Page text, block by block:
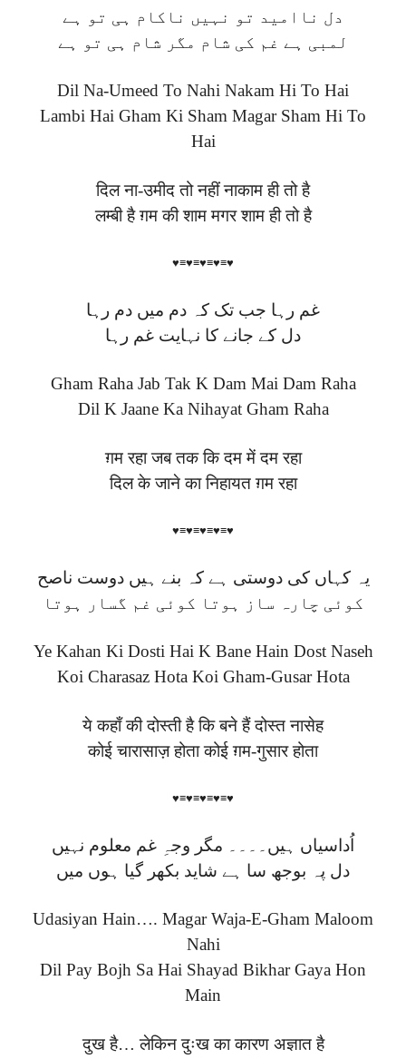
دل ناامید تو نہیں ناکام ہی تو ہے
لمبی ہے غم کی شام مگر شام ہی تو ہے
Dil Na-Umeed To Nahi Nakam Hi To Hai
Lambi Hai Gham Ki Sham Magar Sham Hi To
Hai
दिल ना-उमीद तो नहीं नाकाम ही तो है
लम्बी है ग़म की शाम मगर शाम ही तो है
♥≡♥≡♥≡♥≡♥
غم رہا جب تک کہ دم میں دم رہا
دل کے جانے کا نہایت غم رہا
Gham Raha Jab Tak K Dam Mai Dam Raha
Dil K Jaane Ka Nihayat Gham Raha
ग़म रहा जब तक कि दम में दम रहा
दिल के जाने का निहायत ग़म रहा
♥≡♥≡♥≡♥≡♥
یہ کہاں کی دوستی ہے کہ بنے ہیں دوست ناصح
کوئی چارہ ساز ہوتا کوئی غم گسار ہوتا
Ye Kahan Ki Dosti Hai K Bane Hain Dost Naseh
Koi Charasaz Hota Koi Gham-Gusar Hota
ये कहाँ की दोस्ती है कि बने हैं दोस्त नासेह
कोई चारासाज़ होता कोई ग़म-गुसार होता
♥≡♥≡♥≡♥≡♥
اُداسیاں ہیں۔۔۔۔ مگر وجہِ غم معلوم نہیں
دل پہ بوجھ سا ہے شاید بکھر گیا ہوں میں
Udasiyan Hain…. Magar Waja-E-Gham Maloom
Nahi
Dil Pay Bojh Sa Hai Shayad Bikhar Gaya Hon
Main
दुख है… लेकिन दुःख का कारण अज्ञात है